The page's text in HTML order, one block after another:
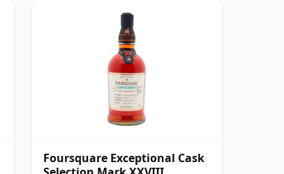
Foursquare Exceptional Cask